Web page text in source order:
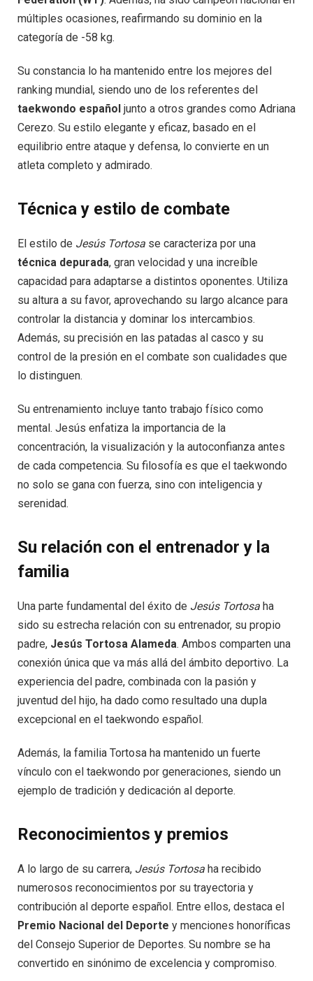
múltiples ocasiones, reafirmando su dominio en la
categoría de -58 kg.
Su constancia lo ha mantenido entre los mejores del
ranking mundial, siendo uno de los referentes del
taekwondo español junto a otros grandes como Adriana
Cerezo. Su estilo elegante y eficaz, basado en el
equilibrio entre ataque y defensa, lo convierte en un
atleta completo y admirado.
Técnica y estilo de combate
El estilo de Jesús Tortosa se caracteriza por una
técnica depurada, gran velocidad y una increíble
capacidad para adaptarse a distintos oponentes. Utiliza
su altura a su favor, aprovechando su largo alcance para
controlar la distancia y dominar los intercambios.
Además, su precisión en las patadas al casco y su
control de la presión en el combate son cualidades que
lo distinguen.
Su entrenamiento incluye tanto trabajo físico como
mental. Jesús enfatiza la importancia de la
concentración, la visualización y la autoconfianza antes
de cada competencia. Su filosofía es que el taekwondo
no solo se gana con fuerza, sino con inteligencia y
serenidad.
Su relación con el entrenador y la
familia
Una parte fundamental del éxito de Jesús Tortosa ha
sido su estrecha relación con su entrenador, su propio
padre, Jesús Tortosa Alameda. Ambos comparten una
conexión única que va más allá del ámbito deportivo. La
experiencia del padre, combinada con la pasión y
juventud del hijo, ha dado como resultado una dupla
excepcional en el taekwondo español.
Además, la familia Tortosa ha mantenido un fuerte
vínculo con el taekwondo por generaciones, siendo un
ejemplo de tradición y dedicación al deporte.
Reconocimientos y premios
A lo largo de su carrera, Jesús Tortosa ha recibido
numerosos reconocimientos por su trayectoria y
contribución al deporte español. Entre ellos, destaca el
Premio Nacional del Deporte y menciones honoríficas
del Consejo Superior de Deportes. Su nombre se ha
convertido en sinónimo de excelencia y compromiso.